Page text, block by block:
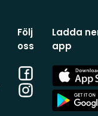
Följ
oss
Facebook
Instagram
Ladda
app
App
Store
App
Store